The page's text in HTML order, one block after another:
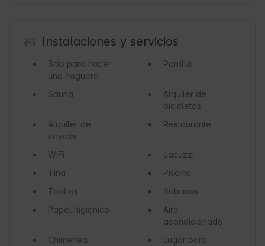
Instalaciones y servicios
Sitio para hacer
una hoguera
Parrilla
Sauna
Alquiler de
bicicletas
Alquiler de
kayaks
Restaurante
WiFi
Jacuzzi
Tina
Piscina
Toallas
Sábanas
Papel higiénico
Aire
acondicionado
Chimenea
Lugar para